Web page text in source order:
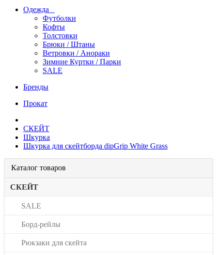
Одежда
Футболки
Кофты
Толстовки
Брюки / Штаны
Ветровки / Анораки
Зимние Куртки / Парки
SALE
Бренды
Прокат
СКЕЙТ
Шкурка
Шкурка для скейтборда dipGrip White Grass
Каталог товаров
СКЕЙТ
SALE
Борд-рейлы
Рюкзаки для скейта